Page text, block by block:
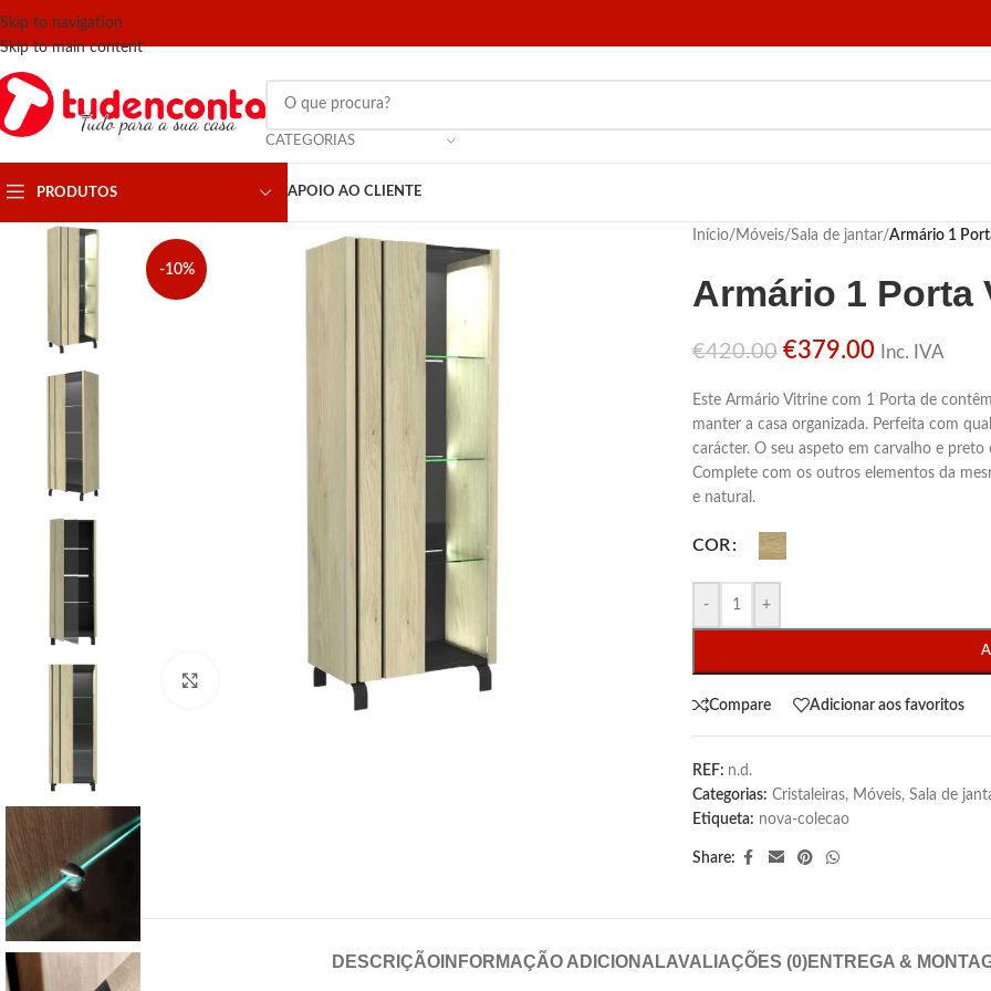
Skip to navigation
Skip to main content
CATEGORIAS
PRODUTOS APOIO AO CLIENTE
-10%
Click para aumentar
Início/ Móveis/Sala de jantar/Armário 1
Armário 1 Porta
€420.00 €379.00 Inc. IVA
Este Armário Vitrine com 1 Porta de
manter a casa organizada. Perfeita com
carácter. O seu aspeto em carvalho e
Complete com os outros elementos da
e natural.
COR
- +
Compare Adicionar aos favoritos
REF: n.d.
Categorias: Cristaleiras, Móveis, Sala de
Etiqueta: nova-colecao
Share:
DESCRIÇÃOINFORMAÇÃO ADICIONALAVALIAÇÕES (0)ENTREGA &